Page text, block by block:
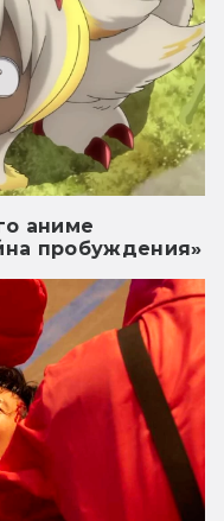
аниме
пробуждения»